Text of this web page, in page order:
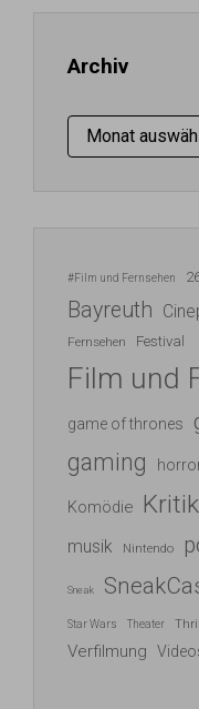
Archiv
Archiv
#Film und Fernsehen
Bayreuth
Fernsehen Festival
Film und
game of thrones
gaming
Komödie Kritik
musik Nintendo
Sneak
Star Wars Theater
Verfilmung